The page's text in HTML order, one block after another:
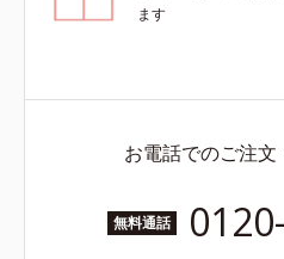
ます
お電話でのご注
無料通話